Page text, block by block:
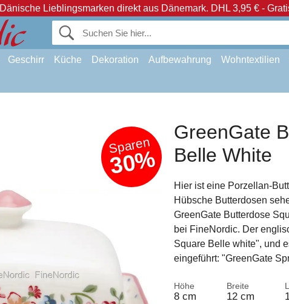
Dänische Lieblingsmarken direkt aus Dänemark. DHL 3,95 € -
Geschirr Küche Dekoration Aufbewahrung Wohntextilien
Sparen
30%
GreenGate
Belle White
Hier ist eine Porzellan-
Hübsche Butterdosen
GreenGate Butterdose
bei FineNordic. Der
Square Belle white", und
eingeführt: "GreenGate
Höhe
8 cm
Breite
12 cm